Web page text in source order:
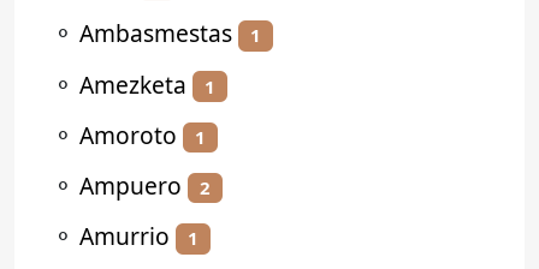
⚬ Ambasmestas 1
⚬ Amezketa 1
⚬ Amoroto 1
⚬ Ampuero 2
⚬ Amurrio 1